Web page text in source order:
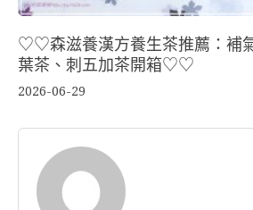
♡♡森滋養漢方養生茶推薦：補
葉茶、刺五加茶開箱♡♡
2026-06-29